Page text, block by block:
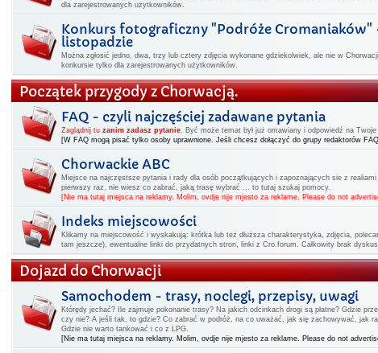
dla zarejestrowanych użytkowników.
Konkurs fotograficzny "Podróże Cromaniaków"
listopadzie
Można zgłosić jedno, dwa, trzy lub cztery zdjęcia wykonane gdziekolwiek, ale nie w
konkursie tylko dla zarejestrowanych użytkowników.
Początek przygody z Chorwacją.
FAQ - czyli najczęściej zadawane pytania
Zaglądnij tuzanim zadasz pytanie. Być może temat był już omawiany i odpowiedź na
[W FAQ mogą pisać tylko osoby uprawnione. Jeśli chcesz dołączyć do grupy redaktorów
Chorwackie ABC
Miejsce na najczęstsze pytania i rady dla osób początkujących i zapoznających sie z
pierwszy raz, nie wiesz co zabrać, jaką trasę wybrać ... to tutaj szukaj pomocy.
[Nie ma tutaj miejsca na reklamy. Molim, ovdje nije mjesto za reklame. Please do not
Indeks miejscowości
Klikamy na miejscowość i wyskakują: krótka lub też dłuższa charakterystyka, zdjęcia,
tam jeszcze), ewentualne linki do przydatnych stron, linki z Cro.forum. Całkowity brak
Dojazd do Chorwacji
Samochodem - trasy, noclegi, przepisy, uwagi
Którędy jechać? Ile zajmuje pokonanie trasy? Na jakich odcinkach drogi są płatne? Gdzie
czy nie? A jeśli tak, to gdzie? Co zabrać w podróż, na co uważać, jak się zachowywać, jak
Gdzie nie warto tankować i co z LPG.
[Nie ma tutaj miejsca na reklamy. Molim, ovdje nije mjesto za reklame. Please do not